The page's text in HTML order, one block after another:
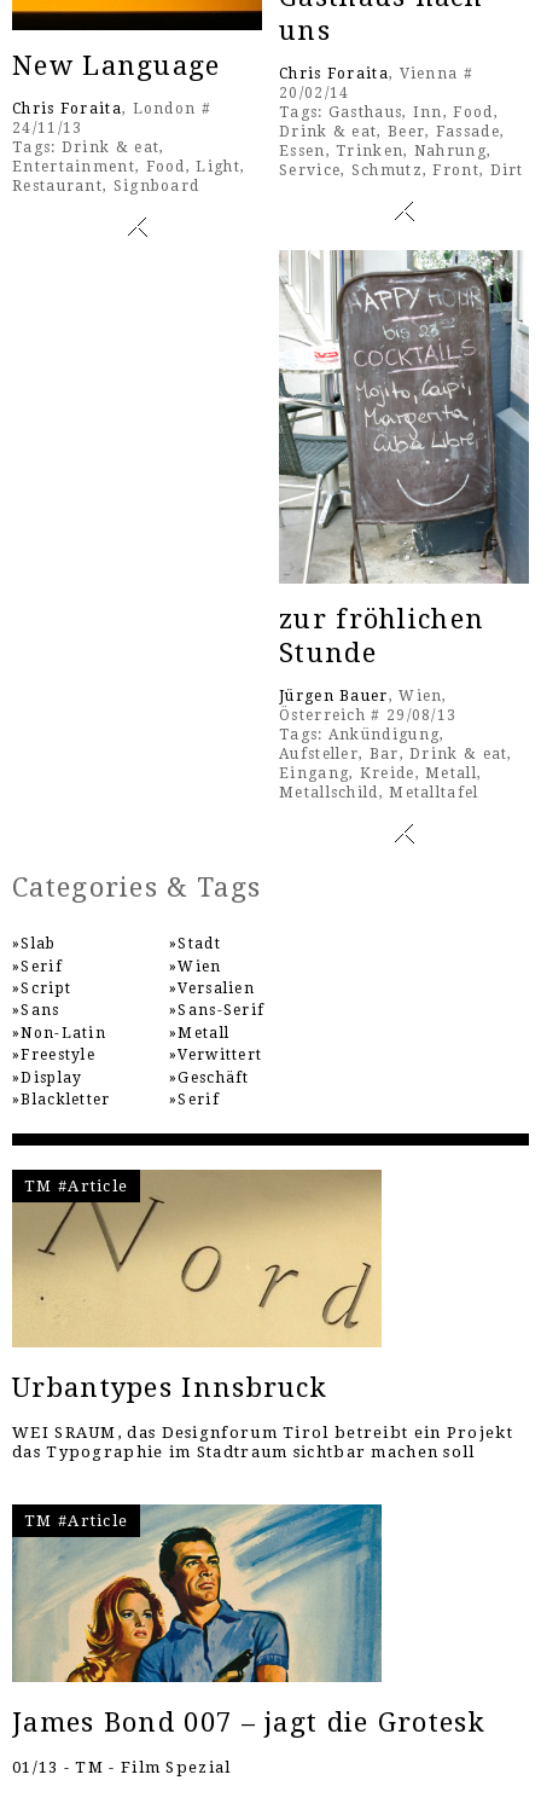
uns
Chris Foraita, Vienna #
20/02/14
Tags: Gasthaus, Inn,Food,
Drink & eat, Beer, Fassade,
Essen,Trinken, Nahrung,
Service, Schmutz,Front, Dirt
New Language
Chris Foraita, London #
24/11/13
Tags: Drink & eat,
Entertainment, Food,Light,
Restaurant, Signboard
zur fröhlichen
Stunde
Jürgen Bauer, Wien,
Österreich # 29/08/13
Tags: Ankündigung,
Aufsteller, Bar,Drink & eat,
Eingang, Kreide,Metall,
Metallschild,Metalltafel
Categories & Tags
Slab
Serif
Script
Sans
Non-Latin
Freestyle
Display
Blackletter
Stadt
Wien
Versalien
Sans-Serif
Metall
Verwittert
Geschäft
Serif
TM #Article
Urbantypes Innsbruck
WEI SRAUM, das Designforum Tirol betreibt ein Projekt
das Typographie im Stadtraum sichtbar machen soll
TM #Article
James Bond 007 – jagt die Grotesk
01/13 - TM - Film Spezial